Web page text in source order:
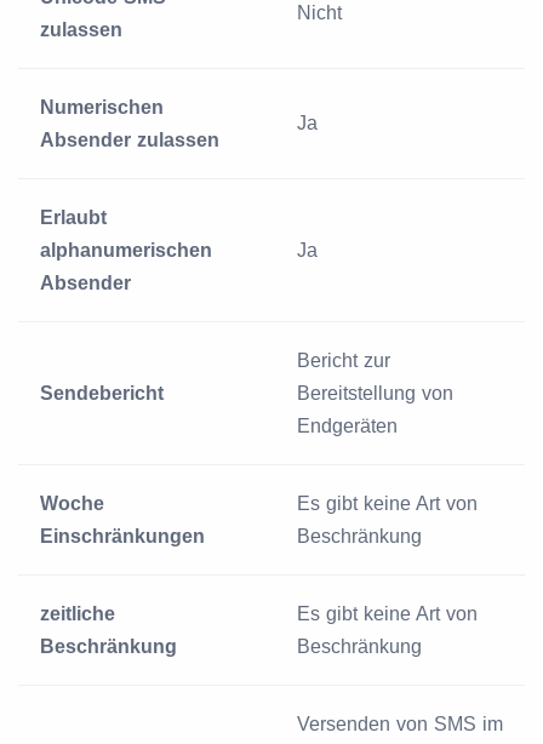
zulassen
Nicht
Numerischen
Absender zulassen
Ja
Erlaubt
alphanumerischen
Absender
Ja
Sendebericht
Bericht zur
Bereitstellung von
Endgeräten
Woche
Einschränkungen
Es gibt keine Art von
Beschränkung
zeitliche
Beschränkung
Es gibt keine Art von
Beschränkung
Versenden von SMS im